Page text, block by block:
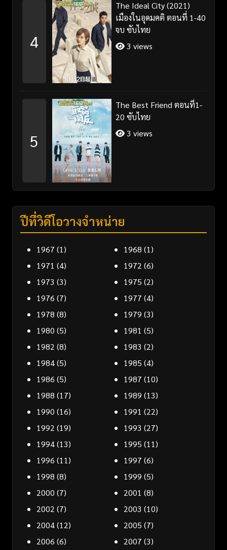
4
The Ideal City (2021)
เมืองในอุดมคติ ตอนที่ 1-40
จบ ซับไทย
3 views
5
The Best Friend ตอนที่1-
20 ซับไทย
3 views
ปีที่วิดีโอวางจำหน่าย
1967 (1) 1968 (1)
1971 (4) 1972 (6)
1973 (3) 1975 (2)
1976 (7) 1977 (4)
1978 (8) 1979 (3)
1980 (5) 1981 (5)
1982 (8) 1983 (2)
1984(5) 1985 (4)
1986 (5) 1987 (10)
1988 (17) 1989 (13)
1990 (16) 1991 (22)
1992 (19) 1993 (27)
1994(13) 1995 (11)
1996 (11) 1997 (6)
1998 (8) 1999 (5)
2000 (7) 2001 (8)
2002 (7) 2003 (10)
2004(12) 2005 (7)
2006 (6) 2007 (3)